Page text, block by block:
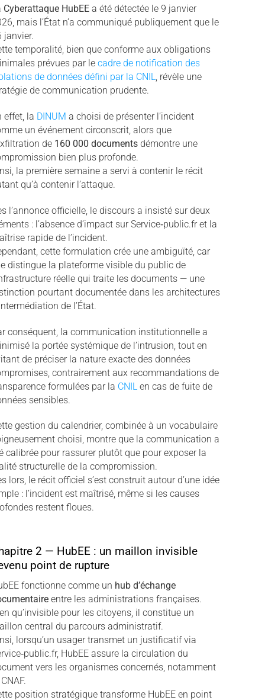
Cyberattaque HubEE a été détectée le 9 janvier
mais l’État n’a communiqué publiquement que le
janvier.
temporalité, bien que conforme aux obligations
prévues par le cadre de notification des
de données défini par la CNIL, révèle une
de communication prudente.
effet, la DINUM a choisi de présenter l’incident
un événement circonscrit, alors que
de 160 000 documents démontre une
bien plus profonde.
la première semaine a servi à contenir le récit
qu’à contenir l’attaque.
l’annonce officielle, le discours a insisté sur deux
: l’absence d’impact sur Service‑public.fr et la
rapide de l’incident.
cette formulation crée une ambiguïté, car
distingue la plateforme visible du public de
réelle qui traite les documents — une
pourtant documentée dans les architectures
de l’État.
conséquent, la communication institutionnelle a
la portée systémique de l’intrusion, tout en
de préciser la nature exacte des données
contrairement aux recommandations de
formulées par la CNIL en cas de fuite de
sensibles.
gestion du calendrier, combinée à un vocabulaire
choisi, montre que la communication a
calibrée pour rassurer plutôt que pour exposer la
structurelle de la compromission.
lors, le récit officiel s’est construit autour d’une idée
: l’incident est maîtrisé, même si les causes
restent floues.
2 — HubEE : un maillon invisible
point de rupture
fonctionne comme un hub d’échange
entre les administrations françaises.
qu’invisible pour les citoyens, il constitue un
central du parcours administratif.
lorsqu’un usager transmet un justificatif via
HubEE assure la circulation du
vers les organismes concernés, notamment
position stratégique transforme HubEE en point